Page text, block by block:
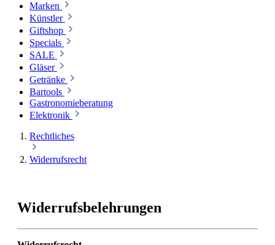
Marken
Künstler
Giftshop
Specials
SALE
Gläser
Getränke
Bartools
Gastronomieberatung
Elektronik
Rechtliches
Widerrufsrecht
Widerrufsbelehrungen